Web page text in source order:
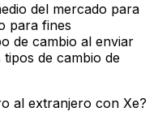
del mercado para
para fines
de cambio al enviar
de cambio de
al extranjero con Xe?